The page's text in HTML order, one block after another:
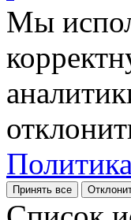
Мы
Принять все